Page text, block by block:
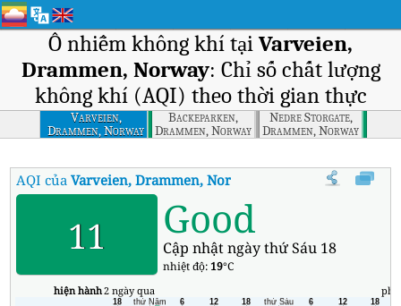
Ô nhiễm không khí tại Varveien,
Drammen, Norway: Chỉ số chất lượng
không khí (AQI) theo thời gian thực
Varveien,
Drammen, Norway
Backeparken,
Drammen, Norway
Nedre Storgate,
Drammen, Norway
AQI củaVarveien, Drammen, Norway Chỉ số chất lượng không
11 Good
Cập nhật ngày thứ Sáu 18
nhiệt độ: 19°C
hiện hành2 ngày qua